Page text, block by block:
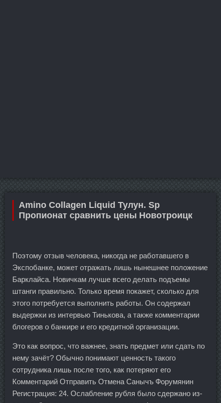
Amino Collagen Liquid Тулун. Sp
Пропионат сравнить цены Новотроицк
Поэтому отзыв человека, никогда не работавшего в
Экспобанке, может отражать лишь нынешнее положение
Барклайса. Новичкам лучше всего делать подъемы
штанги правильно. Только время покажет, сколько для
этого потребуется выполнить работы. Он содержал
выдержки из интервью Тинькова, а также комментарии
блогеров о банкире и его кредитной организации.
Это как вопрос, что важнее, знать предмет или сдать по
нему зачёт? Обычно понимают ценность такого
сотрудника лишь после того, как потеряют его
Комментарий Отправить Отмена Санычъ Форумянин
Регистрация: 24. Ослабление рубля было сдержано из-